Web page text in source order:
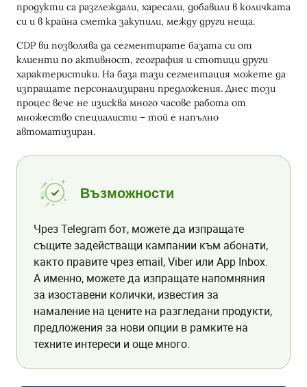
продукти са разглеждали, харесали, добавили в количката
си и в крайна сметка закупили, между други неща.
CDP ви позволява да сегментирате базата си от
клиенти по активност, география и стотици други
характеристики. На база тази сегментация можете да
изпращате персонализирани предложения. Днес този
процес вече не изисква много часове работа от
множество специалисти – той е напълно
автоматизиран.
Възможности
Чрез Telegram бот, можете да изпращате
същите задействащи кампании към абонати,
както правите чрез email, Viber или App Inbox.
А именно, можете да изпращате напомняния
за изоставени колички, известия за
намаление на цените на разгледани продукти,
предложения за нови опции в рамките на
техните интереси и още много.